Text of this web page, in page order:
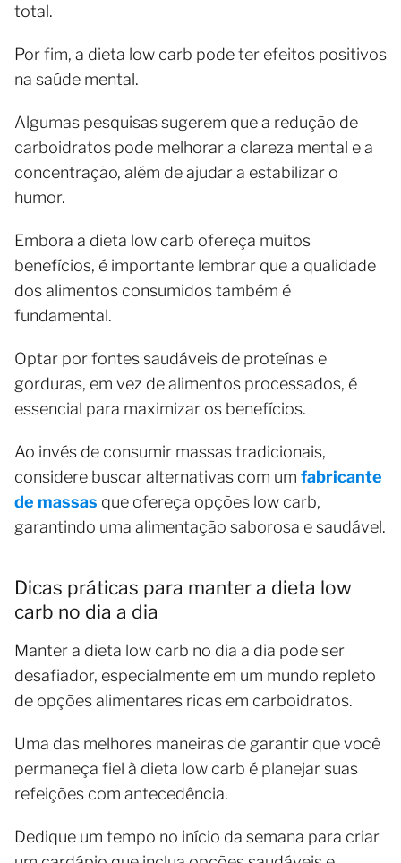
total.
Por fim, a dieta low carb pode ter efeitos positivos
na saúde mental.
Algumas pesquisas sugerem que a redução de
carboidratos pode melhorar a clareza mental e a
concentração, além de ajudar a estabilizar o
humor.
Embora a dieta low carb ofereça muitos
benefícios, é importante lembrar que a qualidade
dos alimentos consumidos também é
fundamental.
Optar por fontes saudáveis de proteínas e
gorduras, em vez de alimentos processados, é
essencial para maximizar os benefícios.
Ao invés de consumir massas tradicionais,
considere buscar alternativas com um fabricante
de massas que ofereça opções low carb,
garantindo uma alimentação saborosa e saudável.
Dicas práticas para manter a dieta low
carb no dia a dia
Manter a dieta low carb no dia a dia pode ser
desafiador, especialmente em um mundo repleto
de opções alimentares ricas em carboidratos.
Uma das melhores maneiras de garantir que você
permaneça fiel à dieta low carb é planejar suas
refeições com antecedência.
Dedique um tempo no início da semana para criar